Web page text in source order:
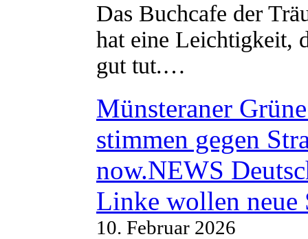
Das Buchcafe der
hat eine Leichtigkeit,
gut tut.…
Münsteraner
stimmen gegen
now.NEWS
Linke wollen neue
10. Februar 2026